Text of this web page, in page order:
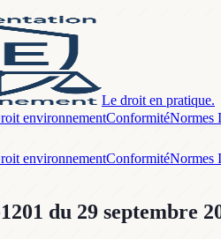
Le droit en pratique.
environnementConformitéNormes
environnementConformitéNormes
du 29 septembre